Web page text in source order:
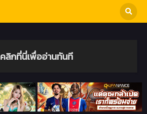
คลิกที่นี่เพื่ออ่านทันที